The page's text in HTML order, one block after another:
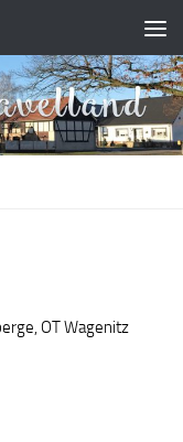
OT Wagenitz